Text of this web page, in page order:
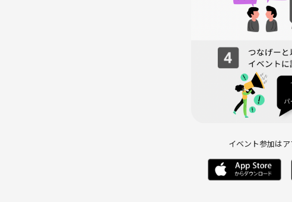
イベント参加は